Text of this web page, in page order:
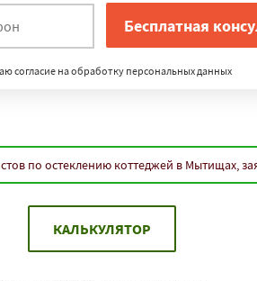
согласие на обработку персональных данных
по остеклению коттеджей в Мытищах,
КАЛЬКУЛЯТОР